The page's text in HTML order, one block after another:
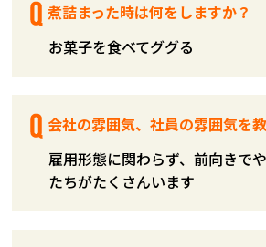
煮詰まった時は何をしますか？
お菓子を食べてググる
会社の雰囲気、社員の雰囲気を
雇用形態に関わらず、前向きで
たちがたくさんいます